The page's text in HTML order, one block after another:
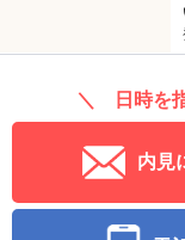
＼ 日時を
内見